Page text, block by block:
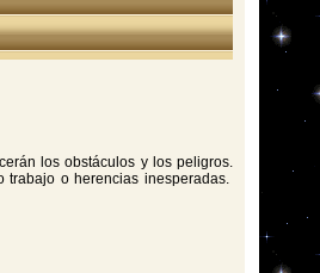
los obstáculos y los peligros.
o herencias inesperadas.